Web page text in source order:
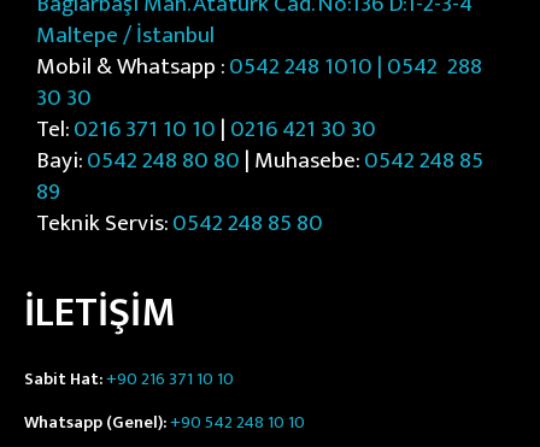
Maltepe / İstanbul
Mobil & Whatsapp :0542 248 1010 | 0542 288
30 30
Tel:0216 371 10 10|0216 421 30 30
Bayi:0542 248 80 80| Muhasebe:0542 248 85
89
Teknik Servis:0542 248 85 80
İLETİŞİM
Sabit Hat:+90 216 371 10 10
Whatsapp (Genel):+90 542 248 10 10